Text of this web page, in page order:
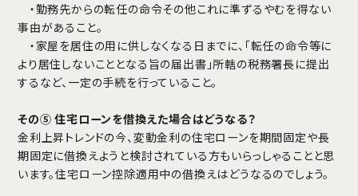
・勤務先からの転任の命令その他これに準ずるやむを得ない
事由があること。
・家屋を居住の用に供しなくなる日までに、「転任の命令等に
より居住しないこととなる旨の届出書」所轄の税務署長に提出
するなど、一定の手続を行っていること。
その⑤ 住宅ローンを借換えた場合はどうなる？
金利上昇トレンドの今、変動金利の住宅ローンを期間固定や長
期固定に借換えようと検討されている方もいらっしゃることと思
います。住宅ローン控除適用中の借換えはどうなるのでしょう。